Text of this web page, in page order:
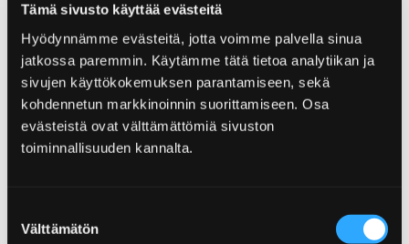
Tämä sivusto käyttää evästeitä
Hyödynnämme evästeitä, jotta voimme palvella sinua
jatkossa paremmin. Käytämme tätä tietoa analytiikan ja
sivujen käyttökokemuksen parantamiseen, sekä
kohdennetun markkinoinnin suorittamiseen. Osa
evästeistä ovat välttämättömiä sivuston
toiminnallisuuden kannalta.
valinta
Välttämätön
Kirjurinluoto lyhyesti
Etelärantaa vastapäätä, keskellä
Kokemäenjokea sijaitseva Kirjurinluoto on
Porin keskuspuisto. Kirjurinluoto nauttii
suurta suosiota kaikenikäisten ulkoilu- ja